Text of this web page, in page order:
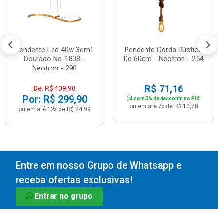
Pendente Led 40w 3em1
Dourado Ne-1808 -
Neotron - 290
De: R$ 409,90
Por: R$ 299,90
ou em até 12x de R$ 24,99
Pendente Corda Rústico
De 60cm - Neotron - 254
R$ 71,16
(já com 5% de desconto no PIX)
ou em até 7x de R$ 10,70
Entre em nosso Grupo de Whatsapp e
receba ofertas exclusivas!
Entrar no grupo